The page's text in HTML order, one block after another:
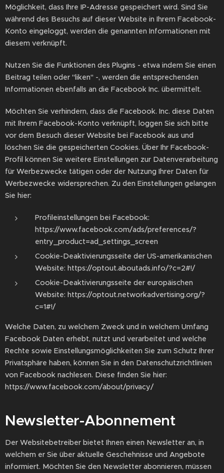
Möglichkeit, dass Ihre IP-Adresse gespeichert wird. Sind Sie
während des Besuchs auf dieser Website in Ihrem Facebook-
Konto eingeloggt, werden die genannten Informationen mit
diesem verknüpft.
Nutzen Sie die Funktionen des Plugins - etwa indem Sie einen
Beitrag teilen oder "liken" -, werden die entsprechenden
Informationen ebenfalls an die Facebook Inc. übermittelt.
Möchten Sie verhindern, dass die Facebook. Inc. diese Daten
mit Ihrem Facebook-Konto verknüpft, loggen Sie sich bitte
vor dem Besuch dieser Website bei Facebook aus und
löschen Sie die gespeicherten Cookies. Über Ihr Facebook-
Profil können Sie weitere Einstellungen zur Datenverarbeitung
für Werbezwecke tätigen oder der Nutzung Ihrer Daten für
Werbezwecke widersprechen. Zu den Einstellungen gelangen
Sie hier:
Profileinstellungen bei Facebook:
https://www.facebook.com/ads/preferences/?
entry_product=ad_settings_screen
Cookie-Deaktivierungsseite der US-amerikanischen
Website: https://optout.aboutads.info/?c=2#!/
Cookie-Deaktivierungsseite der europäischen
Website: https://optout.networkadvertising.org/?
c=1#!/
Welche Daten, zu welchem Zweck und in welchem Umfang
Facebook Daten erhebt, nutzt und verarbeitet und welche
Rechte sowie Einstellungsmöglichkeiten Sie zum Schutz Ihrer
Privatsphäre haben, können Sie in den Datenschutzrichtlinien
von Facebook nachlesen. Diese finden Sie hier:
https://www.facebook.com/about/privacy/
Newsletter-Abonnement
Der Websitebetreiber bietet Ihnen einen Newsletter an, in
welchem er Sie über aktuelle Geschehnisse und Angebote
informiert. Möchten Sie den Newsletter abonnieren, müssen